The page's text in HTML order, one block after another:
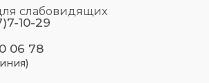
слабовидящих
10-29
06 78